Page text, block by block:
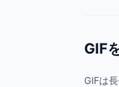
GIF
GIFは